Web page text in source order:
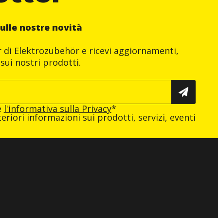
nostre novità
Elektrozubehör e ricevi aggiornamenti,
nostri prodotti.
l'informativa sulla Privacy*
informazioni sui prodotti, servizi, eventi